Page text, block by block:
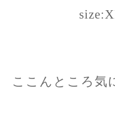
ここんところ気